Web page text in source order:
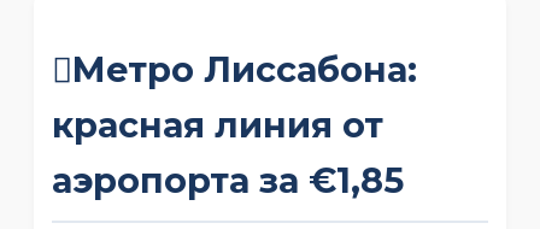
Метро Лиссабона:
красная линия от
аэропорта за €1,85